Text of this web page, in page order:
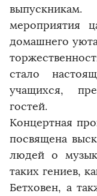
мероприятия
домашнего
стало
учащихся,
гостей.
Концертная
посвящена
людей о
таких гениев,
Бетховен, а